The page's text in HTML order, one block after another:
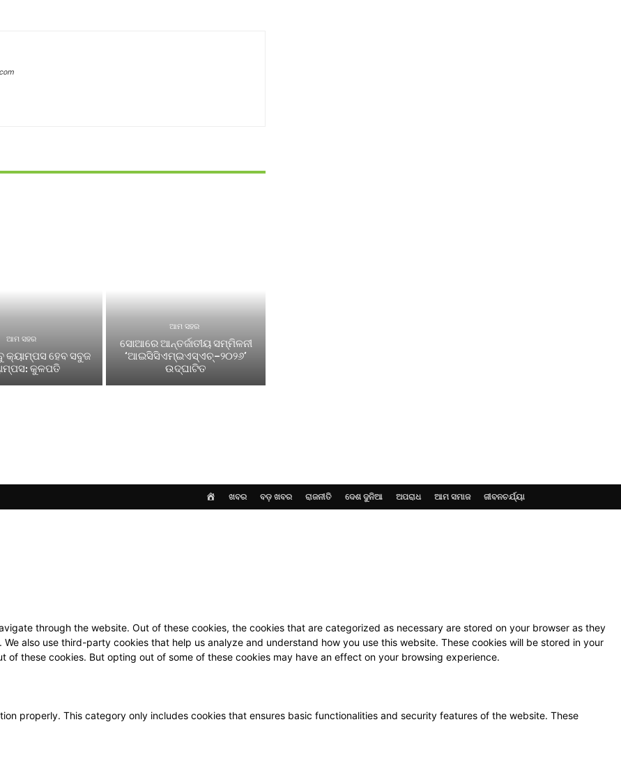
ଆମ ସହର
ହେବ ସବୁଜ
କୁଳପତି
ଆମ ସହର
ସୋଆରେ ଆନ୍ତର୍ଜାତୀୟ ସମ୍ମିଳନୀ
‘ଆଇସିସିଏମ୍‌ଇଏସ୍‌ଏଚ୍‌–୨୦୨୬’
ଉଦ୍‌ଘାଟିତ
HOME
ଖବର ବଡ଼ ଖବର ରାଜନୀତି ଦେଶ ଦୁନିଆ ଅପରାଧ ଆମ ସମାଜ ଜୀବନଚର୍ଯ୍ୟା
through the website. Out of these cookies, the cookies that are categorized as necessary are stored on your browser as they
also use third-party cookies that help us analyze and understand how you use this website. These cookies will be stored in your
of these cookies. But opting out of some of these cookies may have an effect on your browsing experience.
properly. This category only includes cookies that ensures basic functionalities and security features of the website. These